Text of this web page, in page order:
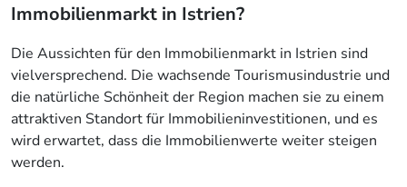
Immobilienmarkt in Istrien?
Die Aussichten für den Immobilienmarkt in Istrien sind
vielversprechend. Die wachsende Tourismusindustrie und
die natürliche Schönheit der Region machen sie zu einem
attraktiven Standort für Immobilieninvestitionen, und es
wird erwartet, dass die Immobilienwerte weiter steigen
werden.